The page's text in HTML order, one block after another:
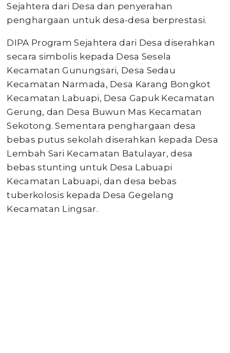
Sejahtera dari Desa dan penyerahan
penghargaan untuk desa-desa berprestasi.
DIPA Program Sejahtera dari Desa diserahkan
secara simbolis kepada Desa Sesela
Kecamatan Gunungsari, Desa Sedau
Kecamatan Narmada, Desa Karang Bongkot
Kecamatan Labuapi, Desa Gapuk Kecamatan
Gerung, dan Desa Buwun Mas Kecamatan
Sekotong. Sementara penghargaan desa
bebas putus sekolah diserahkan kepada Desa
Lembah Sari Kecamatan Batulayar, desa
bebas stunting untuk Desa Labuapi
Kecamatan Labuapi, dan desa bebas
tuberkolosis kepada Desa Gegelang
Kecamatan Lingsar.